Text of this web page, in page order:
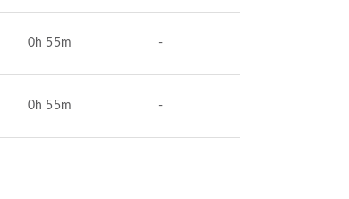
0h 55m -
0h 55m -